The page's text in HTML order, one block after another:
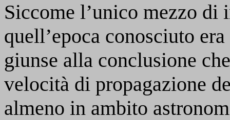
Siccome l’unico mezzo di
quell’epoca conosciuto
giunse alla conclusione
velocità di propagazione
almeno in ambito